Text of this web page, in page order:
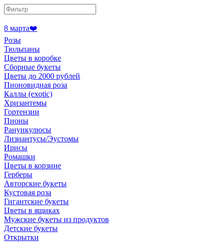
8 марта❤️
Розы
Тюльпаны
Цветы в коробке
Сборные букеты
Цветы до 2000 рублей
Пионовидная роза
Каллы (exotic)
Хризантемы
Гортензии
Пионы
Ранункулюсы
Лизиантусы/Эустомы
Ирисы
Ромашки
Цветы в корзине
Герберы
Авторские букеты
Кустовая роза
Гигантские букеты
Цветы в ящиках
Мужские букеты из продуктов
Детские букеты
Открытки